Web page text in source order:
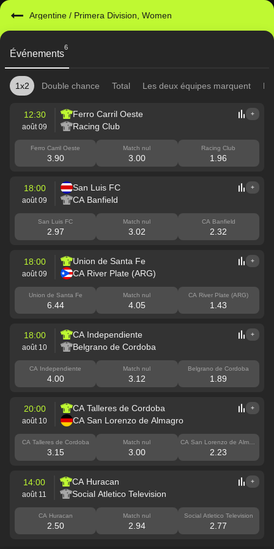
Argentine / Primera Division, Women
Événements
6
1x2 Double chance Total Les deux équipes marquent
12:30
août 09
Ferro Carril Oeste
Racing Club
+
Ferro Carril Oeste
3.90
Match nul
3.00
Racing Club
1.96
18:00
août 09
San Luis FC
CA Banfield
+
San Luis FC
2.97
Match nul
3.02
CA Banfield
2.32
18:00
août 09
Union de Santa Fe
CA River Plate (ARG)
+
Union de Santa Fe
6.44
Match nul
4.05
CA River Plate (ARG)
1.43
18:00
août 10
CA Independiente
Belgrano de Cordoba
+
CA Independiente
4.00
Match nul
3.12
Belgrano de Cordoba
1.89
20:00
août 10
CA Talleres de Cordoba
CA San Lorenzo de Almagro
+
CA Talleres de Cordoba
3.15
Match nul
3.00
CA San Lorenzo de Almag
ro
2.23
14:00
août 11
CA Huracan
Social Atletico Television
+
CA Huracan
2.50
Match nul
2.94
Social Atletico Television
2.77